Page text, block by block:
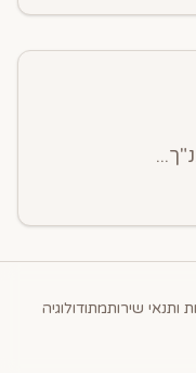
ותנאי שירותמתודולוגיה